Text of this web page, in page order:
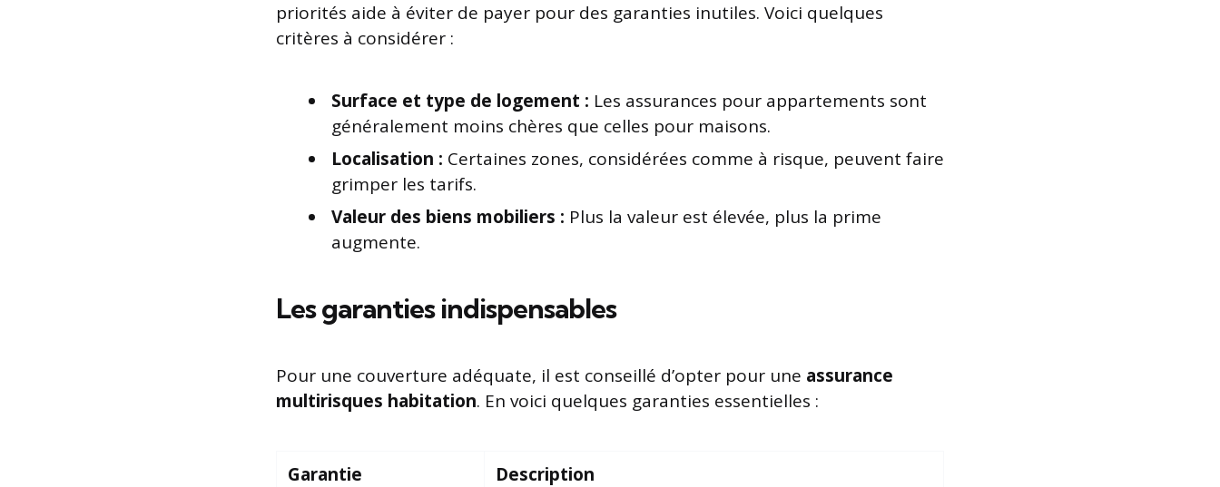
priorités aide à éviter de payer pour des garanties inutiles. Voici quelques
critères à considérer :
Surface et type de logement : Les assurances pour appartements sont
généralement moins chères que celles pour maisons.
Localisation : Certaines zones, considérées comme à risque, peuvent faire
grimper les tarifs.
Valeur des biens mobiliers : Plus la valeur est élevée, plus la prime
augmente.
Les garanties indispensables
Pour une couverture adéquate, il est conseillé d’opter pour une assurance
multirisques habitation. En voici quelques garanties essentielles :
Garantie Description